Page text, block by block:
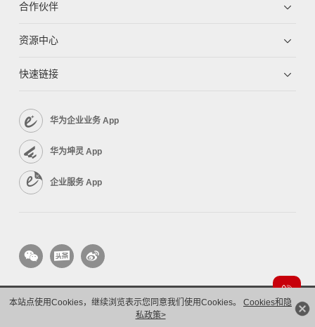
本站点使用Cookies，继续浏览表示您同意我们使用Cookies。 Cookies和隐
私政策>
合作伙伴
资源中心
快速链接
华为企业业务 App
华为坤灵 App
企业服务 App
版权所有 © 华为技术有限公司 1998-2026。 保留一切权利。粤A2-20044005号
隐私保护
法律声明